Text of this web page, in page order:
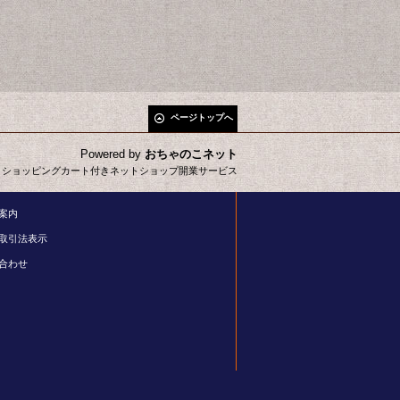
ページトップへ
Powered byおちゃのこネット
ョッピングカート付きネットショップ開業サービス
内
引法表示
わせ